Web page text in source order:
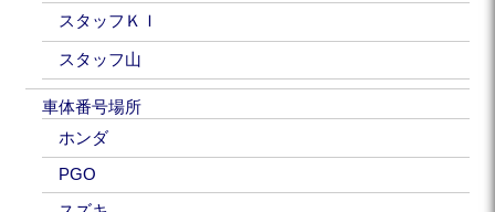
スタッフＫＩ
スタッフ山
車体番号場所
ホンダ
PGO